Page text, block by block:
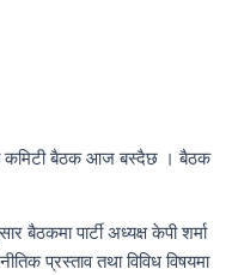
कमिटी बैठक आज बस्दैछ । बैठक
बैठकमा पार्टी अध्यक्ष केपी शर्मा
प्रस्ताव तथा विविध विषयमा